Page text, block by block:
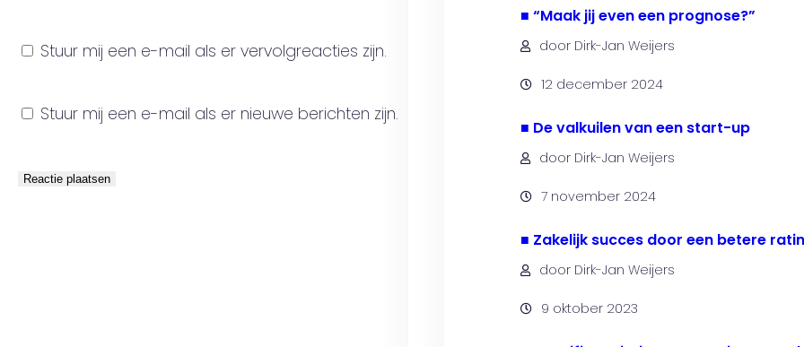
Stuur mij een e-mail als er vervolgreacties zijn.
Stuur mij een e-mail als er nieuwe berichten zijn.
■ “Maak jij even een prognose?”
door Dirk-Jan Weijers
12 december 2024
■ De valkuilen van een start-up
door Dirk-Jan Weijers
7 november 2024
■ Zakelijk succes door een betere
door Dirk-Jan Weijers
9 oktober 2023